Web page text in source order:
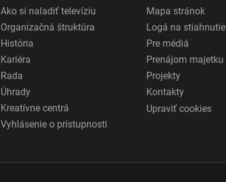
Ako si naladiť televíziu
Organizačná štruktúra
História
Kariéra
Rada
Úhrady
Kreatívne centrá
Vyhlásenie o prístupnosti
Mapa stránok
Logá na stiahnutie
Pre médiá
Prenájom majetku
Projekty
Kontakty
Upraviť cookies